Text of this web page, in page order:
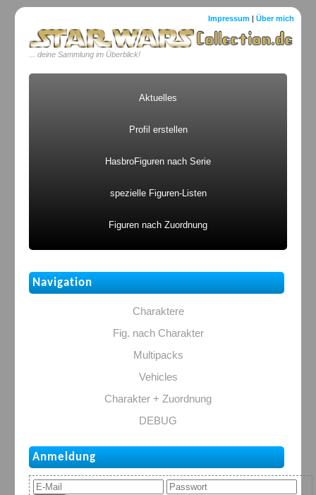
Impressum |Über mich
... deine Sammlung im Überblick!
Aktuelles
Profil erstellen
HasbroFiguren nach Serie
spezielle Figuren-Listen
Figuren nach Zuordnung
Navigation
Charaktere
Fig. nach Charakter
Multipacks
Vehicles
Charakter + Zuordnung
DEBUG
Anmeldung